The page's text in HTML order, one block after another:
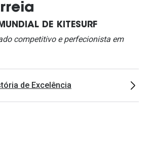
DE KITESURF
competitivo e perfecionista em
de Excelência